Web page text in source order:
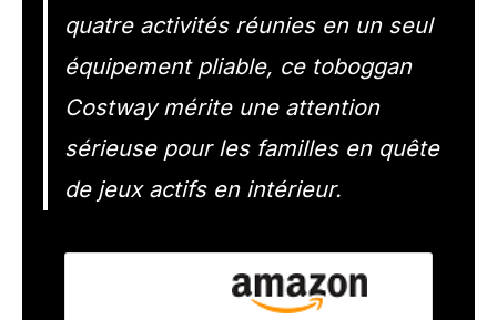
quatre activités réunies en un seul
équipement pliable, ce toboggan
Costway mérite une attention
sérieuse pour les familles en quête
de jeux actifs en intérieur.